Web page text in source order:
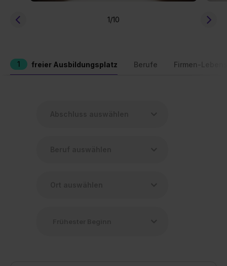
1/10
1 freier Ausbildungsplatz Berufe Firmen-